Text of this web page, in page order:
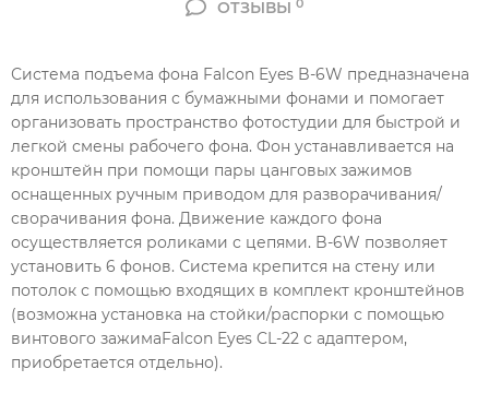
ОТЗЫВЫ 0
Система подъема фона Falcon Eyes B-6W предназначена
для использования с бумажными фонами и помогает
организовать пространство фотостудии для быстрой и
легкой смены рабочего фона. Фон устанавливается на
кронштейн при помощи пары цанговых зажимов
оснащенных ручным приводом для разворачивания/
сворачивания фона. Движение каждого фона
осуществляется роликами с цепями. B-6W позволяет
установить 6 фонов. Система крепится на стену или
потолок с помощью входящих в комплект кронштейнов
(возможна установка на стойки/распорки с помощью
винтового зажимаFalcon Eyes CL-22 с адаптером,
приобретается отдельно).